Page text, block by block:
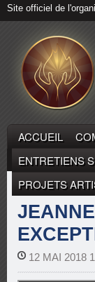
Site officiel de
ACCUEIL
ENTRETIENS
PROJETS
LAÏCS
12 MAI 2018